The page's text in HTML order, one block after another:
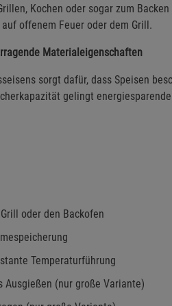
Kochen oder sogar zum
offenem Feuer oder dem Grill.
Materialeigenschaften
sorgt dafür, dass Speisen
gelingt
oder den Backofen
Temperaturführung
(nur große Variante)